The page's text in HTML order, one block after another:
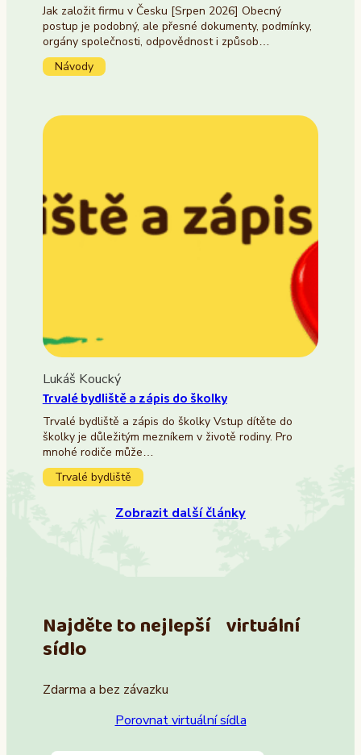
Jak založit firmu v Česku [Srpen 2026] Obecný
postup je podobný, ale přesné dokumenty, podmínky,
orgány společnosti, odpovědnost i způsob…
Návody
Lukáš Koucký
Trvalé bydliště a zápis do školky
Trvalé bydliště a zápis do školky Vstup dítěte do
školky je důležitým mezníkem v životě rodiny. Pro
mnohé rodiče může…
Trvalé bydliště
Zobrazit další články
Najděte to nejlepší virtuální
sídlo
Zdarma a bez závazku
Porovnat virtuální sídla